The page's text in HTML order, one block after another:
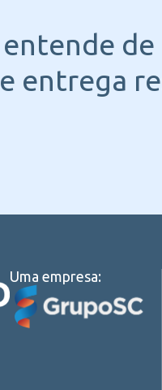
entende de
entrega
Uma empresa: